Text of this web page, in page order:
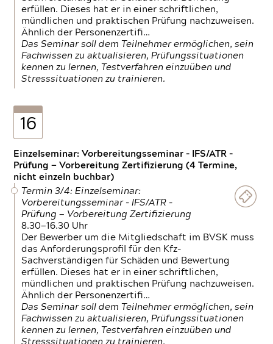
erfüllen. Dieses hat er in einer schriftlichen,
mündlichen und praktischen Prüfung nachzuweisen.
Ähnlich der Personenzertifi…
Das Seminar soll dem Teilnehmer ermöglichen, sein
Fachwissen zu aktualisieren, Prüfungssituationen
kennen zu lernen, Testverfahren einzuüben und
Stresssituationen zu trainieren.
16
Einzelseminar: Vorbereitungsseminar - IFS/ATR -
Prüfung — Vorbereitung Zertifizierung (4 Termine,
nicht einzeln buchbar)
Termin 3/4: Einzelseminar:
Vorbereitungsseminar - IFS/ATR -
Prüfung — Vorbereitung Zertifizierung
8.30—16.30 Uhr
Der Bewerber um die Mitgliedschaft im BVSK muss
das Anforderungsprofil für den Kfz-
Sachverständigen für Schäden und Bewertung
erfüllen. Dieses hat er in einer schriftlichen,
mündlichen und praktischen Prüfung nachzuweisen.
Ähnlich der Personenzertifi…
Das Seminar soll dem Teilnehmer ermöglichen, sein
Fachwissen zu aktualisieren, Prüfungssituationen
kennen zu lernen, Testverfahren einzuüben und
Stresssituationen zu trainieren.